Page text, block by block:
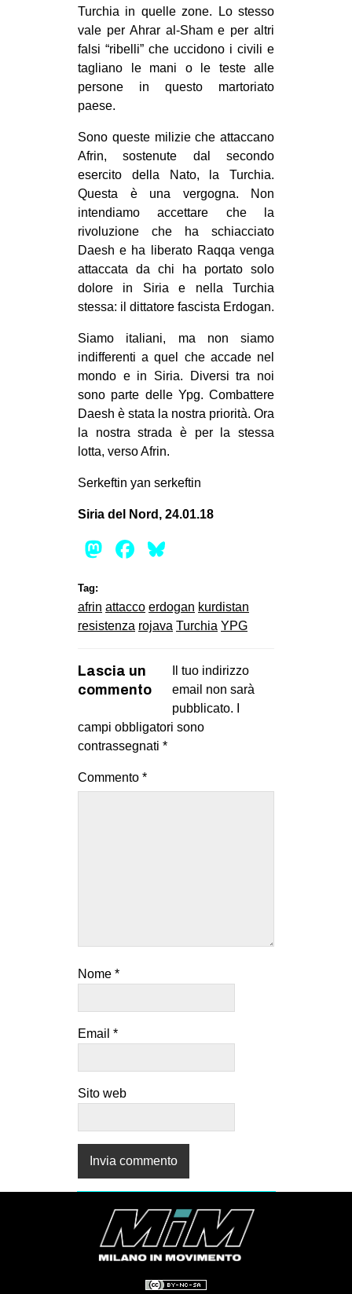
tw
bsky
ms
Turchia in quelle zone. Lo stesso
vale per Ahrar al-Sham e per altri
falsi “ribelli” che uccidono i civili e
tagliano le mani o le teste alle
persone in questo martoriato
paese.
Sono queste milizie che attaccano
Afrin, sostenute dal secondo
esercito della Nato, la Turchia.
Questa è una vergogna. Non
intendiamo accettare che la
rivoluzione che ha schiacciato
Daesh e ha liberato Raqqa venga
attaccata da chi ha portato solo
dolore in Siria e nella Turchia
stessa: il dittatore fascista Erdogan.
Siamo italiani, ma non siamo
indifferenti a quel che accade nel
mondo e in Siria. Diversi tra noi
sono parte delle Ypg. Combattere
Daesh è stata la nostra priorità. Ora
la nostra strada è per la stessa
lotta, verso Afrin.
Serkeftin yan serkeftin
Siria del Nord, 24.01.18
Mastodon
Facebook
Tag:
afrin attacco erdogan kurdistan
resistenza rojava Turchia YPG
Lascia un
commento
Il tuo indirizzo
email non sarà
pubblicato.
campi obbligatori sono
contrassegnati *
Commento *
Nome *
Email *
Sito web